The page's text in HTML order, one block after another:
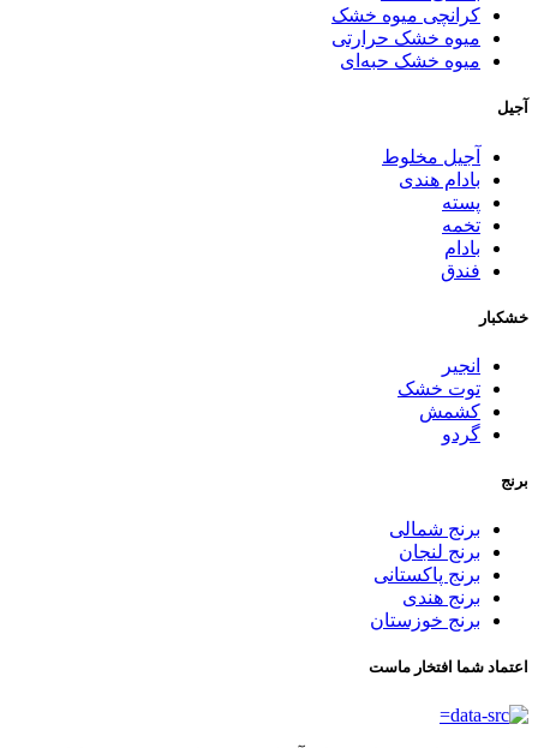
کرانچی میوه خشک
میوه خشک حرارتی
میوه خشک حبه‌ای
آجیل
آجیل مخلوط
بادام هندی
پسته
تخمه
بادام
فندق
خشکبار
انجیر
توت خشک
کشمش
گردو
برنج
برنج شمالی
برنج لنجان
برنج پاکستانی
برنج هندی
برنج خوزستان
اعتماد شما افتخار ماست